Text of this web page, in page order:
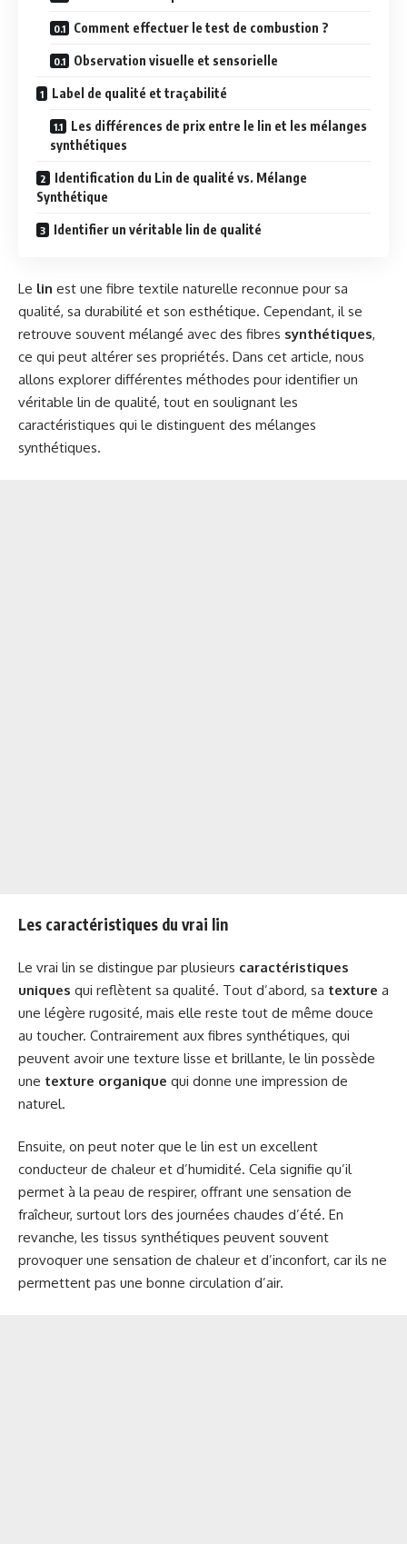
Comment effectuer le test de combustion ?
Observation visuelle et sensorielle
Label de qualité et traçabilité
Les différences de prix entre le lin et les mélanges
synthétiques
Identification du Lin de qualité vs. Mélange
Synthétique
Identifier un véritable lin de qualité
Le lin est une fibre textile naturelle reconnue pour sa
qualité, sa durabilité et son esthétique. Cependant, il se
retrouve souvent mélangé avec des fibres synthétiques,
ce qui peut altérer ses propriétés. Dans cet article, nous
allons explorer différentes méthodes pour identifier un
véritable lin de qualité, tout en soulignant les
caractéristiques qui le distinguent des mélanges
synthétiques.
Les caractéristiques du vrai lin
Le vrai lin se distingue par plusieurs caractéristiques
uniques qui reflètent sa qualité. Tout d’abord, sa texture a
une légère rugosité, mais elle reste tout de même douce
au toucher. Contrairement aux fibres synthétiques, qui
peuvent avoir une texture lisse et brillante, le lin possède
une texture organique qui donne une impression de
naturel.
Ensuite, on peut noter que le lin est un excellent
conducteur de chaleur et d’humidité. Cela signifie qu’il
permet à la peau de respirer, offrant une sensation de
fraîcheur, surtout lors des journées chaudes d’été. En
revanche, les tissus synthétiques peuvent souvent
provoquer une sensation de chaleur et d’inconfort, car ils ne
permettent pas une bonne circulation d’air.